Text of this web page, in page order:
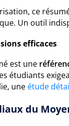
ce
Un outil
efficaces
est une
étudiants
une étude
du